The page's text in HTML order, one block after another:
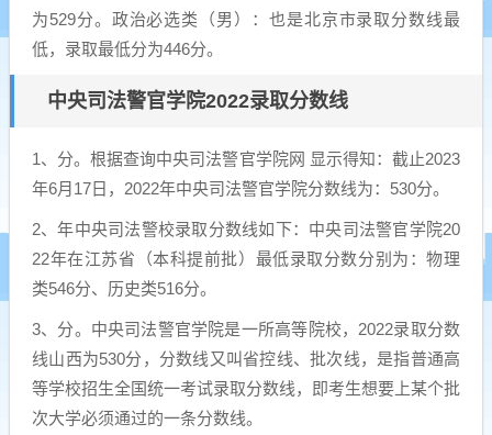
为529分。政治必选类（男）：也是北京市录取分数线最
低，录取最低分为446分。
中央司法警官学院2022录取分数线
1、分。根据查询中央司法警官学院网 显示得知：截止2023
年6月17日，2022年中央司法警官学院分数线为：530分。
2、年中央司法警校录取分数线如下：中央司法警官学院20
22年在江苏省（本科提前批）最低录取分数分别为：物理
类546分、历史类516分。
3、分。中央司法警官学院是一所高等院校，2022录取分数
线山西为530分，分数线又叫省控线、批次线，是指普通高
等学校招生全国统一考试录取分数线，即考生想要上某个批
次大学必须通过的一条分数线。